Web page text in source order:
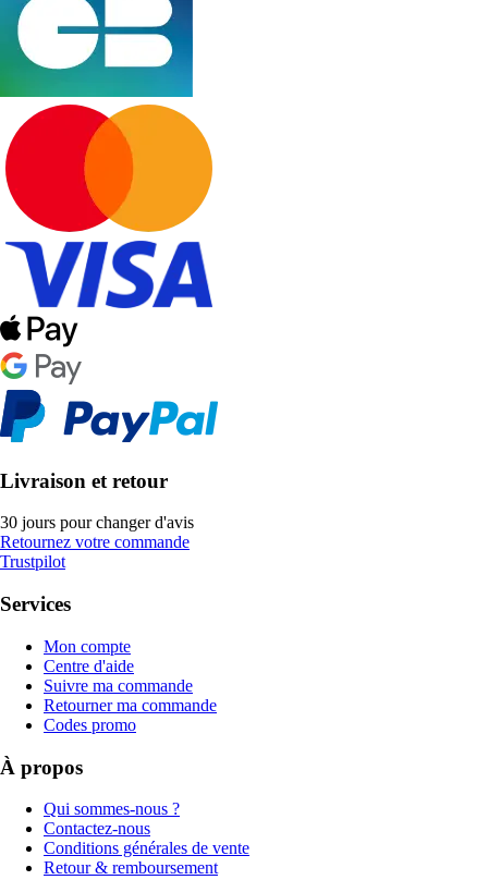
Livraison et retour
30 jours pour changer d'avis
Retournez votre commande
Trustpilot
Services
Mon compte
Centre d'aide
Suivre ma commande
Retourner ma commande
Codes promo
À propos
Qui sommes-nous ?
Contactez-nous
Conditions générales de vente
Retour & remboursement